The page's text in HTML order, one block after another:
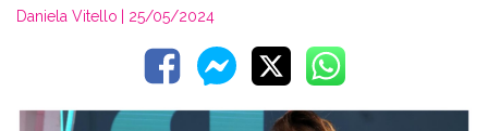
Daniela Vitello | 25/05/2024